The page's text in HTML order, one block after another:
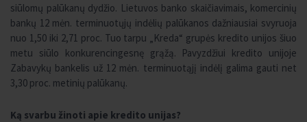
siūlomų palūkanų dydžio. Lietuvos banko skaičiavimais, komercinių
bankų 12 mėn. terminuotųjų indėlių palūkanos dažniausiai svyruoja
nuo 1,50 iki 2,71 proc. Tuo tarpu „Kreda“ grupės kredito unijos šiuo
metu siūlo konkurencingesnę grąžą. Pavyzdžiui kredito unijoje
Zabavykų bankelis už 12 mėn. terminuotąjį indėlį galima gauti net
3,30 proc. metinių palūkanų.
Ką svarbu žinoti apie kredito unijas?